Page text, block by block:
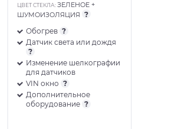
ЦВЕТ СТЕКЛА:ЗЕЛЕНОЕ +
ШУМОИЗОЛЯЦИЯ ?
Обогрев ?
Датчик света или дождя
?
Изменение шелкографии
для датчиков
VIN окно ?
Дополнительное
оборудование ?